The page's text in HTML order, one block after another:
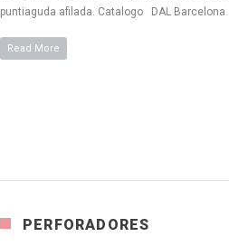
puntiaguda afilada. Catalogo DAL
Read More
PERFORADORES